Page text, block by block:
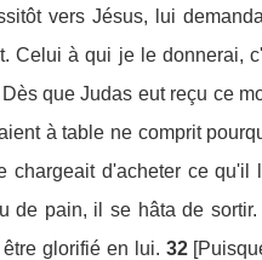
vers Jésus, lui
à qui je le donnerai,
Dès que Judas eut reçu ce
à table ne comprit
chargeait d'acheter ce
de pain, il se hâta de sortir.
glorifié en lui. 32